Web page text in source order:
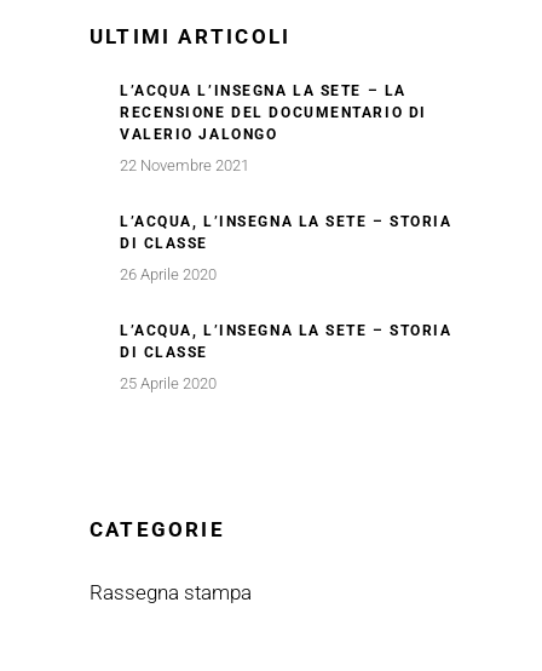
ULTIMI ARTICOLI
L’ACQUA L’INSEGNA LA SETE – LA
RECENSIONE DEL DOCUMENTARIO DI
VALERIO JALONGO
22 Novembre 2021
L’ACQUA, L’INSEGNA LA SETE – STORIA
DI CLASSE
26 Aprile 2020
L’ACQUA, L’INSEGNA LA SETE – STORIA
DI CLASSE
25 Aprile 2020
CATEGORIE
Rassegna stampa